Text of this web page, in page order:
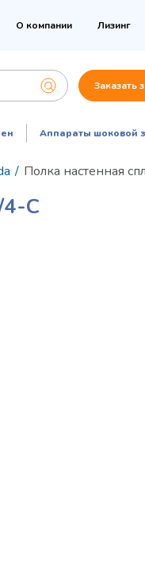
О компании Лизинг
Заказать
Аппараты шоковой
/ Полка настенная
С